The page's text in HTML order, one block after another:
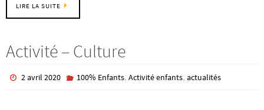
LIRE LA SUITE
Activité – Culture
2 avril 2020 100% Enfants, Activité enfants, actualités